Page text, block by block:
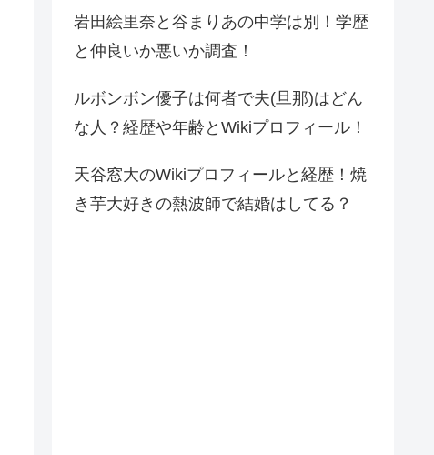
岩田絵里奈と谷まりあの中学は別！学歴
と仲良いか悪いか調査！
ルボンボン優子は何者で夫(旦那)はどん
な人？経歴や年齢とWikiプロフィール！
天谷窓大のWikiプロフィールと経歴！焼
き芋大好きの熱波師で結婚はしてる？